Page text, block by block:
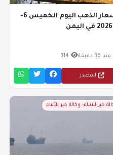
أسعار الذهب اليوم الخميس 6-
منذ 36 دقيقة 314
المصدر
خبر للانباء- وكالة خبر للأنباء